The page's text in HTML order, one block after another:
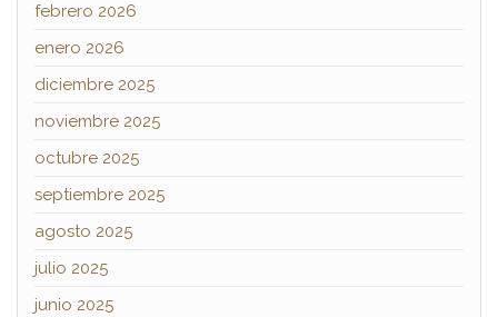
febrero 2026
enero 2026
diciembre 2025
noviembre 2025
octubre 2025
septiembre 2025
agosto 2025
julio 2025
junio 2025